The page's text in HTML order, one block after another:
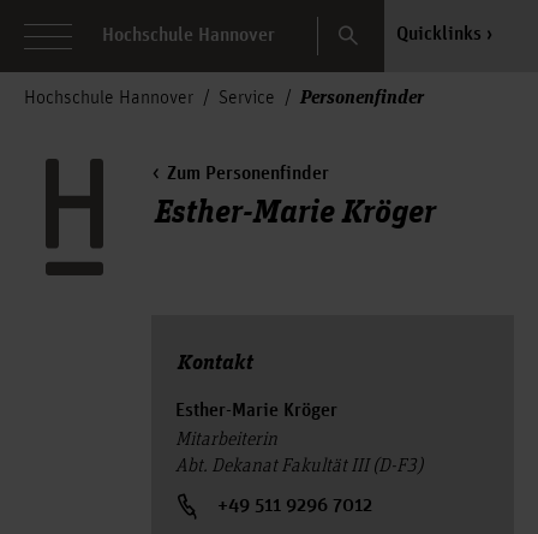
Hochschule Hannover Search Quicklinks
Hochschule Hannover Service Personenfinder
Zum Personenfinder
Esther-Marie Kröger
Kontakt
Esther-Marie Kröger
Mitarbeiterin
Abt. Dekanat Fakultät III (D-F3)
+49 511 9296 7012